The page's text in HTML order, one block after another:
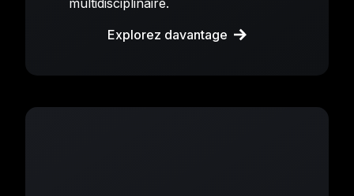
Explorez davantage